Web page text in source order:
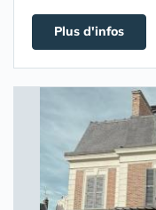
Plus d'infos